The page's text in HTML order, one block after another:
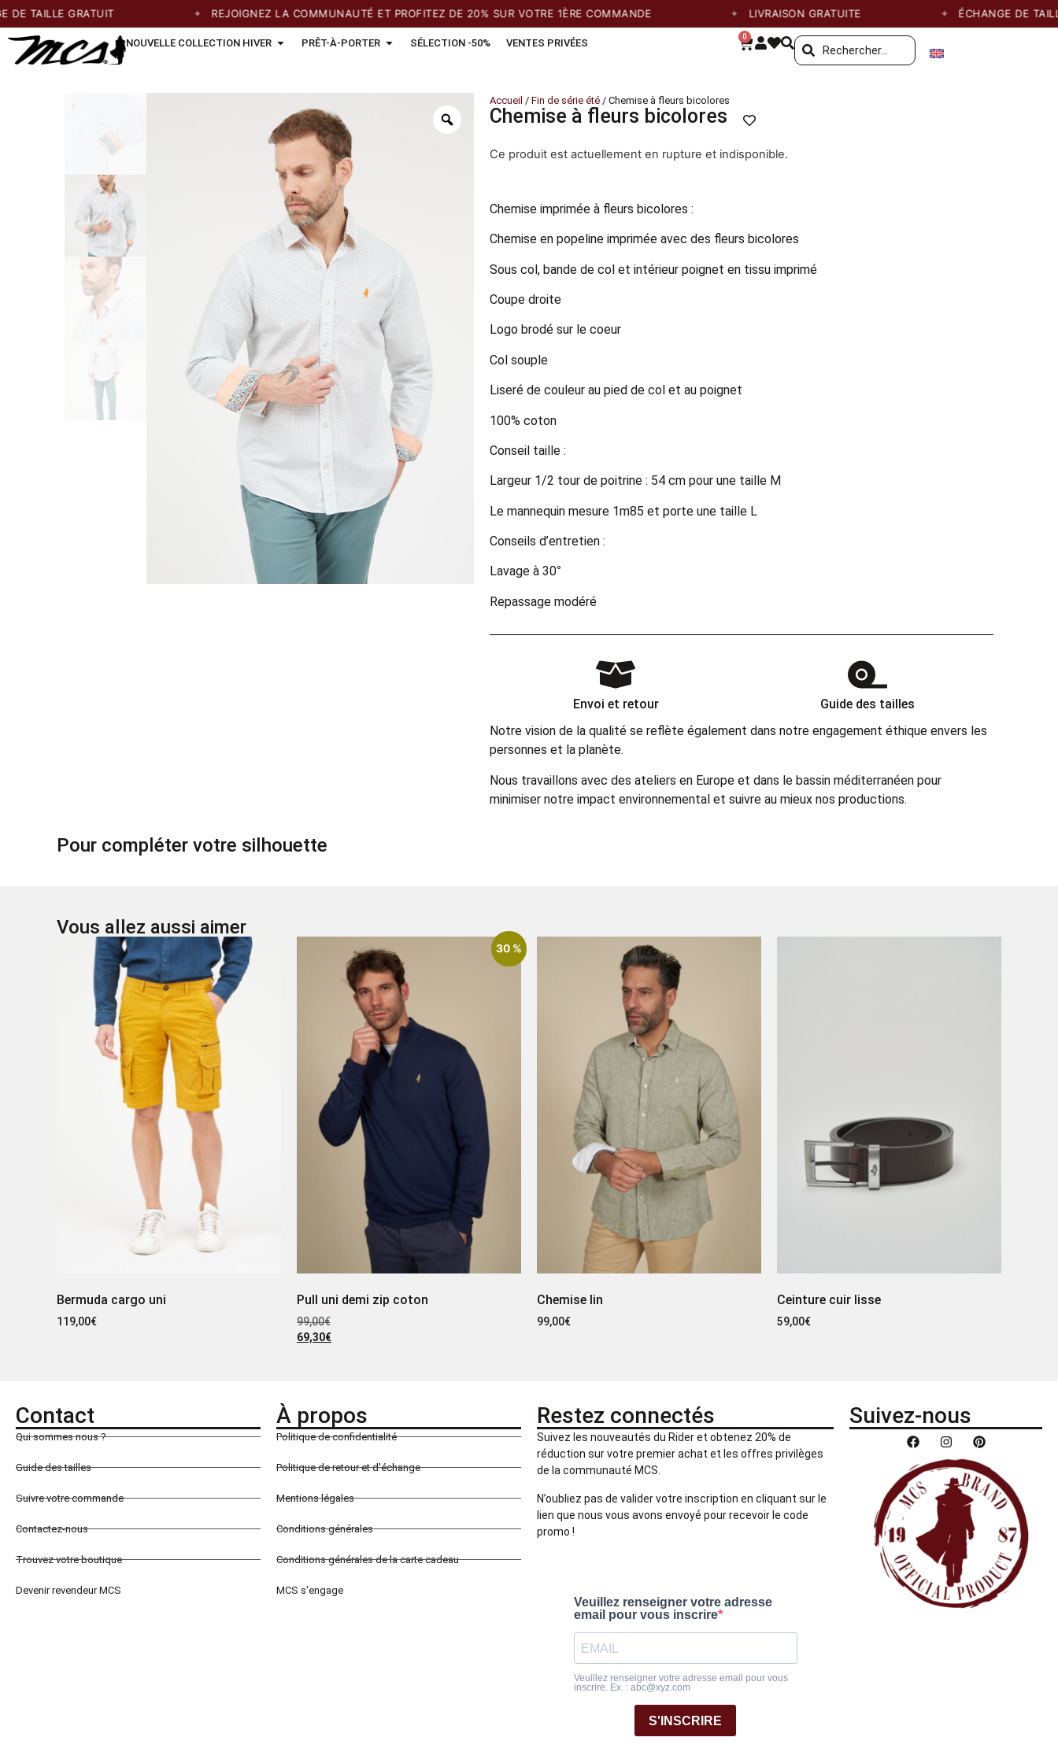
GRATUIT REJOIGNEZ LA COMMUNAUTÉ ET PROFITEZ DE 20% SUR VOTRE 1ÈRE COMMANDE LIVRAISON GRATUITE ÉCHANGE DE TAILLE
NOUVELLE COLLECTION HIVER PRÊT-À-PORTER SÉLECTION -50% VENTES PRIVÉES
0
Accueil / Fin de série été / Chemise à fleurs bicolores
Chemise à fleurs bicolores
Ce produit est actuellement en rupture et indisponible.
Chemise imprimée à fleurs bicolores :
Chemise en popeline imprimée avec des fleurs bicolores
Sous col, bande de col et intérieur poignet en tissu imprimé
Coupe droite
Logo brodé sur le coeur
Col souple
Liseré de couleur au pied de col et au poignet
100% coton
Conseil taille :
Largeur 1/2 tour de poitrine : 54 cm pour une taille M
Le mannequin mesure 1m85 et porte une taille L
Conseils d’entretien :
Lavage à 30°
Repassage modéré
Envoi et retour
Guide des tailles
Notre vision de la qualité se reflète également dans notre engagement éthique envers les
personnes et la planète.
Nous travaillons avec des ateliers en Europe et dans le bassin méditerranéen pour
minimiser notre impact environnemental et suivre au mieux nos productions.
Pour compléter votre silhouette
Vous allez aussi aimer
Bermuda cargo uni
119,00€
30 %
Pull uni demi zip coton
99,00€
69,30€
Chemise lin
99,00€
Ceinture cuir lisse
59,00€
Contact
Qui sommes nous ?
Guide des tailles
Suivre votre commande
Contactez-nous
Trouvez votre boutique
Devenir revendeur MCS
À propos
Politique de confidentialité
Politique de retour et d'échange
Mentions légales
Conditions générales
Conditions générales de la carte cadeau
MCS s'engage
Restez connectés
Suivez les nouveautés du Rider et obtenez 20% de
réduction sur votre premier achat et les offres privilèges
de la communauté MCS.
N’oubliez pas de valider votre inscription en cliquant sur le
lien que nous vous avons envoyé pour recevoir le code
promo !
Veuillez renseigner votre adresse
email pour vous inscrire
Veuillez renseigner votre adresse email pour vous
inscrire. Ex. : abc@xyz.com
S'INSCRIRE
Suivez-nous